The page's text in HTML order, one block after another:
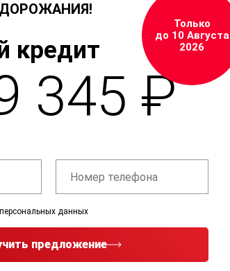
кредит
345 ₽
Только
до 10 Августа
2026
данных
предложение